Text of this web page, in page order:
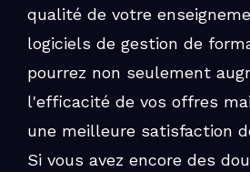
qualité de votre
logiciels de gestion de
pourrez non seulement
l'efficacité de vos offres
une meilleure satisfaction
Si vous avez encore des